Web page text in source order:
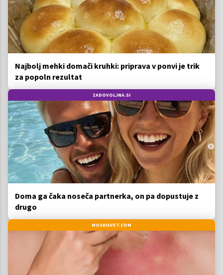
Najbolj mehki domači kruhki: priprava v ponvi je trik
za popoln rezultat
ZADOVOLJNA.SI
Doma ga čaka noseča partnerka, on pa dopustuje z
drugo
MOSKISVET.COM